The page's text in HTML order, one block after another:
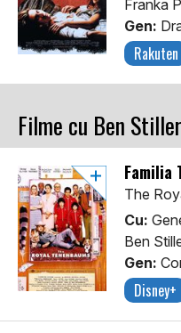
Franka
Gen:
Rakuten
Filme cu Ben Stiller
Familia
The
Cu:
Ben
Gen:
Disney+